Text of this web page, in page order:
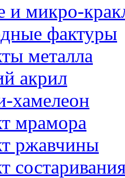
и микро-
фактуры
металла
акрил
хамелеон
мрамора
ржавчины